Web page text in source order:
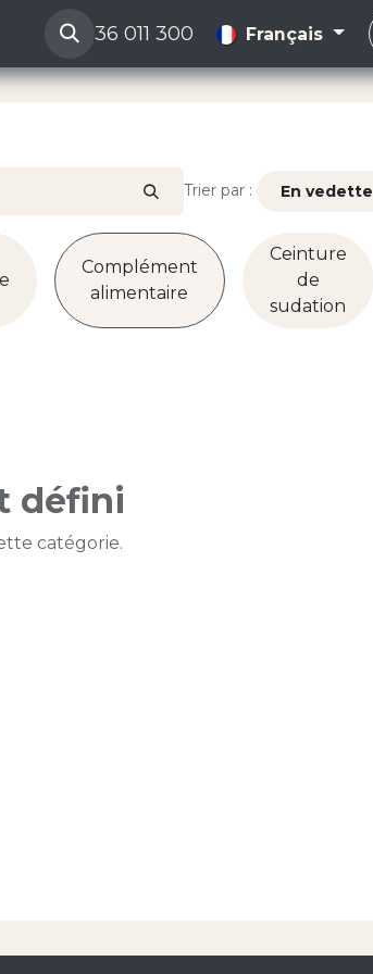
36 011 300 Français
Trier par : En vedette
Complément
alimentaire
Ceinture
de
sudation
défini
catégorie.